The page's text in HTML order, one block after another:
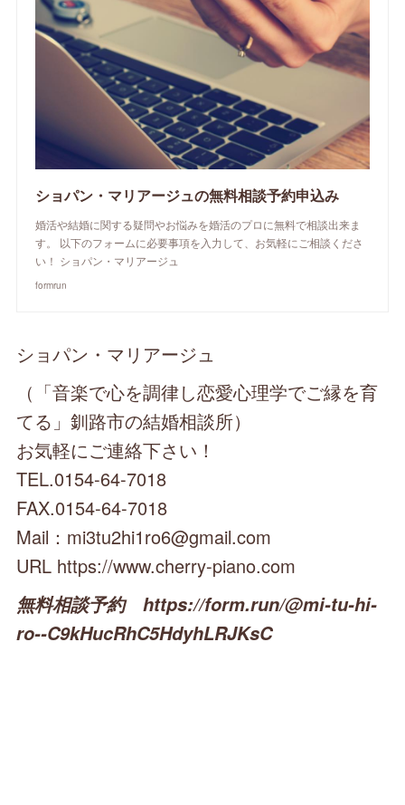
ショパン・マリアージュの無料相談予約申込み
婚活や結婚に関する疑問やお悩みを婚活のプロに無料で相談出来ま
す。 以下のフォームに必要事項を入力して、お気軽にご相談くださ
い！ ショパン・マリアージュ
formrun
ショパン・マリアージュ
（「音楽で心を調律し恋愛心理学でご縁を育
てる」釧路市の結婚相談所）
お気軽にご連絡下さい！
TEL.0154-64-7018
FAX.0154-64-7018
Mail：mi3tu2hi1ro6@gmail.com
URL https://www.cherry-piano.com
無料相談予約 https://form.run/@mi-tu-hi-
ro--C9kHucRhC5HdyhLRJKsC